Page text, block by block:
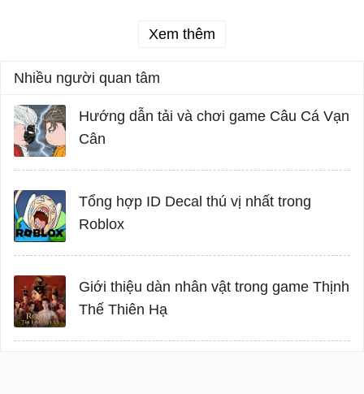
Xem thêm
Nhiều người quan tâm
Hướng dẫn tải và chơi game Câu Cá Vạn
Cân
Tổng hợp ID Decal thú vị nhất trong
Roblox
Giới thiệu dàn nhân vật trong game Thịnh
Thế Thiên Hạ